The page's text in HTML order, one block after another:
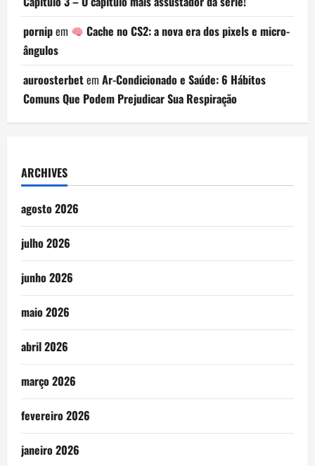
pornipem
Cache no CS2: a nova era dos pixels e micro-
ângulos
auroosterbetem Ar-Condicionado e Saúde: 6 Hábitos
Comuns Que Podem Prejudicar Sua Respiração
ARCHIVES
agosto 2026
julho 2026
junho 2026
maio 2026
abril 2026
março 2026
fevereiro 2026
janeiro 2026